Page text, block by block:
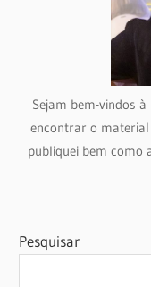
Sejam bem-vindos
encontrar o
publiquei bem como
Pesquisar